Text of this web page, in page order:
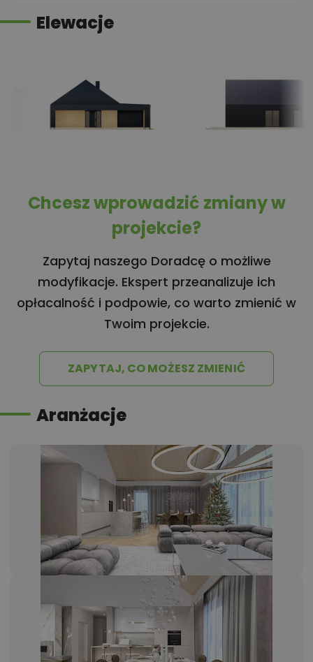
Elewacje
Chcesz wprowadzić zmiany w
projekcie?
Zapytaj naszego Doradcę o możliwe
modyfikacje. Ekspert przeanalizuje ich
opłacalność i podpowie, co warto zmienić w
Twoim projekcie.
ZAPYTAJ, CO MOŻESZ ZMIENIĆ
Aranżacje